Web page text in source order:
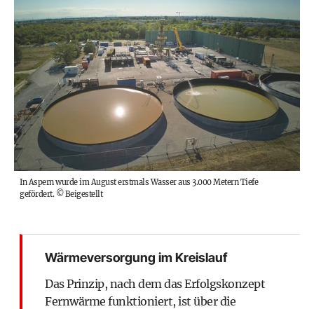
In Aspern wurde im August erstmals Wasser aus 3.000 Metern Tiefe
gefördert. ©Beigestellt
Wärmeversorgung im Kreislauf
Das Prinzip, nach dem das Erfolgskonzept
Fernwärme funktioniert, ist über die